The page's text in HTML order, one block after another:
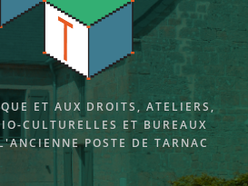
ET AUX DROITS, ATELIERS,
CULTURELLES ET BUREAUX
POSTE DE TARNAC